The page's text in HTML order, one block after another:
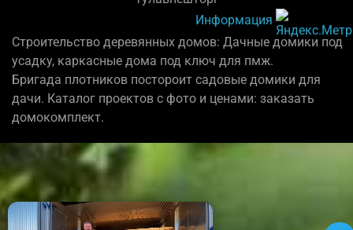
Информация
Строительство деревянных домов: Дачные домики под
усадку, каркасные дома под ключ для пмж.
Бригада плотников постороит садовые домики для
дачи. Каталог проектов с фото и ценами: заказать
домокомплект.